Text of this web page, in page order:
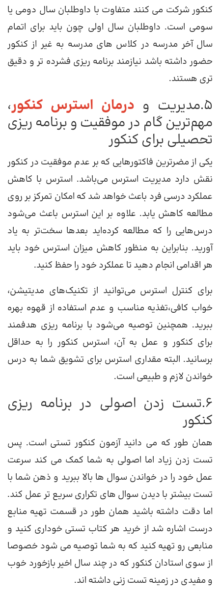
کنکور شرکت می کنند متفاوت با داوطلبان سال دومی یا
سومی است. داوطلبان سال اولی چون باید برای اتمام
سال آخر مدرسه در کلاس های مدرسه به غیر از کنکور
حضور داشته باشد نیازمند برنامه ریزی فشرده تر و دقیق
تری هستند.
5.مدیریت و درمان استرس کنکور،
مهم‌ترین گام در موفقیت و برنامه ریزی
تحصیلی برای کنکور
یکی از مضرترین فاکتورهایی که بر عدم موفقیت در کنکور
نقش دارد مدیریت استرس می‌باشد. استرس با کاهش
عملکرد درسی فرد باعث خواهد شد که امکان تمرکز بر روی
مطالعه کاهش یابد. علاوه بر این استرس باعث می‌شود
درس‌هایی را که مطالعه کرده‌اید بعدها سخت‌تر به یاد
آورید. بنابراین به منظور کاهش میزان استرس خود باید
هر اقدامی انجام دهید تا عملکرد خود را حفظ کنید.
برای کنترل استرس می‌توانید از تکنیک‌های مدیتیشن،
خواب کافی،‌تغذیه مناسب و عدم استفاده از قهوه بهره
ببرید. همچنین توصیه می‌شود با برنامه ریزی هدفمند
برای کنکور و عمل به آن، استرس کنکور را به حداقل
برسانید. البته مقداری استرس برای تشویق شما به درس
خواندن لازم و طبیعی است.
6.تست زدن اصولی در برنامه ریزی
کنکور
همان طور که می دانید آزمون کنکور تستی است. پس
تست زدن زیاد اما اصولی به شما کمک می کند سرعت
عمل خود را در خواندن سوال ها بالا ببرید و ذهن شما با
تست بیشتر با دیدن سوال های تکراری سریع تر عمل کند.
اما دقت داشته باشید همان طور در قسمت تهیه منابع
درست اشاره شد از خرید هر کتاب تستی خوداری کنید و
منابعی رو تهیه کنید که به شما توصیه می شود خصوصا
از سوی استادان کنکور که در چند سال اخیر بازخورد خوب
و مفیدی در زمینه تست زنی داشته اند.